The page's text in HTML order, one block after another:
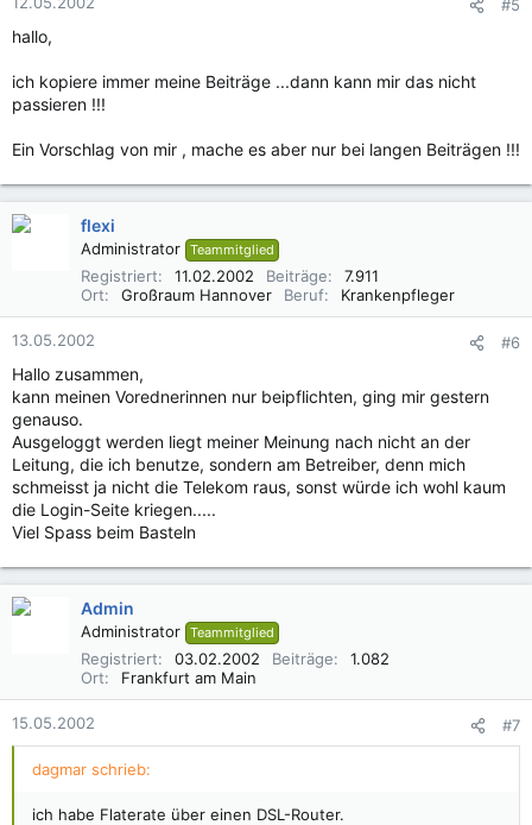
#5
hallo,
ich kopiere immer meine Beiträge ...dann kann mir das nicht
passieren !!!
Ein Vorschlag von mir , mache es aber nur bei langen Beiträgen !!!
flexi
Administrator Teammitglied
Registriert 11.02.2002 Beiträge
7.911
Ort
Großraum Hannover Beruf Krankenpfleger
13.05.2002 #6
Hallo zusammen,
kann meinen Vorednerinnen nur beipflichten, ging mir gestern
genauso.
Ausgeloggt werden liegt meiner Meinung nach nicht an der
Leitung, die ich benutze, sondern am Betreiber, denn mich
schmeisst ja nicht die Telekom raus, sonst würde ich wohl kaum
die Login-Seite kriegen.....
Viel Spass beim Basteln
Admin
Administrator Teammitglied
Registriert 03.02.2002 Beiträge
1.082
Ort
Frankfurt am Main
15.05.2002 #7
dagmar schrieb:
ich habe Flaterate über einen DSL-Router.